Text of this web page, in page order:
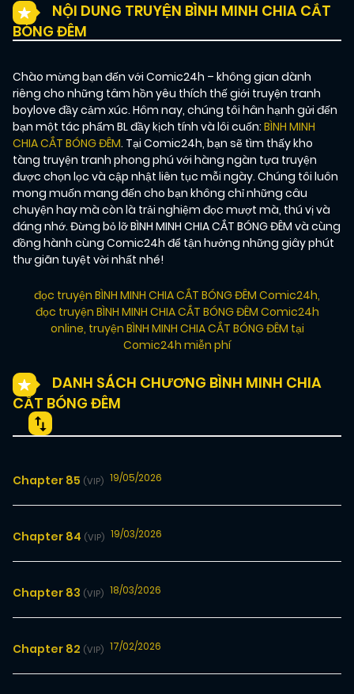
NỘI DUNG TRUYỆN BÌNH MINH CHIA CẮT
BÓNG ĐÊM
Chào mừng bạn đến với Comic24h – không gian dành
riêng cho những tâm hồn yêu thích thế giới truyện tranh
boylove đầy cảm xúc. Hôm nay, chúng tôi hân hạnh gửi đến
bạn một tác phẩm BL đầy kịch tính và lôi cuốn: BÌNH MINH
CHIA CẮT BÓNG ĐÊM. Tại Comic24h, bạn sẽ tìm thấy kho
tàng truyện tranh phong phú với hàng ngàn tựa truyện
được chọn lọc và cập nhật liên tục mỗi ngày. Chúng tôi luôn
mong muốn mang đến cho bạn không chỉ những câu
chuyện hay mà còn là trải nghiệm đọc mượt mà, thú vị và
đáng nhớ. Đừng bỏ lỡ BÌNH MINH CHIA CẮT BÓNG ĐÊM và cùng
đồng hành cùng Comic24h để tận hưởng những giây phút
thư giãn tuyệt vời nhất nhé!
đọc truyện BÌNH MINH CHIA CẮT BÓNG ĐÊM Comic24h,
đọc truyện BÌNH MINH CHIA CẮT BÓNG ĐÊM Comic24h
online, truyện BÌNH MINH CHIA CẮT BÓNG ĐÊM tại
Comic24h miễn phí
DANH SÁCH CHƯƠNG BÌNH MINH CHIA
CẮT BÓNG ĐÊM
Chapter 85 (VIP) 19/05/2026
Chapter 84 (VIP) 19/03/2026
Chapter 83 (VIP) 18/03/2026
Chapter 82 (VIP) 17/02/2026